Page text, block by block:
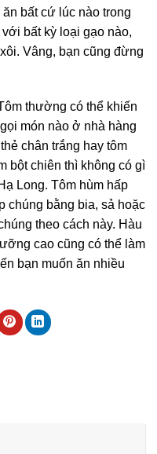
bất cứ lúc nào trong
bất kỳ loại gạo nào,
Vâng, bạn cũng đừng
thường có thể khiến
món nào ở nhà hàng
chân trắng hay tôm
bột chiên thì không có gì
Long. Tôm hùm hấp
chúng bằng bia, sả hoặc
theo cách này. Hàu
cao cũng có thể làm
bạn muốn ăn nhiều